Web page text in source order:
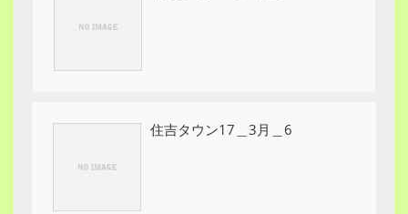
住吉タウン17＿3月＿6